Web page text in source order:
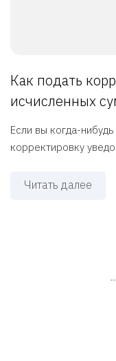
Как подать
исчисленных
Если вы когда-
корректировку
Читать далее